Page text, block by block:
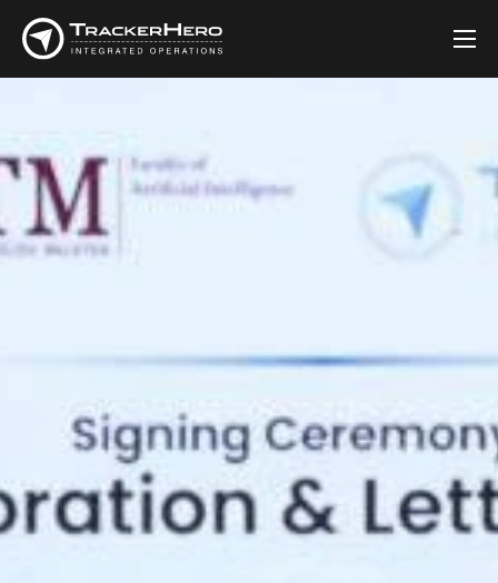
Syarikat
Pelanggan
Blog
Hubungi Kami